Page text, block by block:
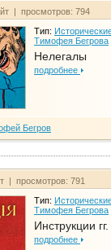
| просмотров: 794
Тип:
Тимофея Бегрова
Нелегалы
подробнее
Бегров
| просмотров: 791
Тип:
Тимофея Бегрова
Инструкции
подробнее